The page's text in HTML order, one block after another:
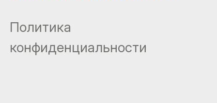
Политика
конфиденциальности